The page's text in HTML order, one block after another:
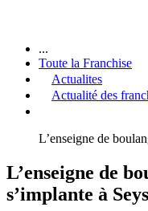
...
Toute la Franchise
Actualites
Actualité des
L’enseigne de
L’enseigne de
s’implante à